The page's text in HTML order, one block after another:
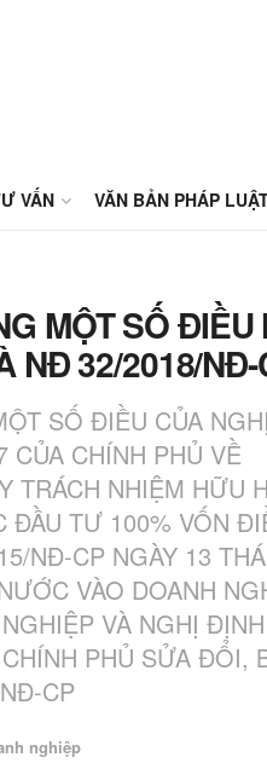
VẤN VĂN BẢN PHÁP
MỘT SỐ ĐIỀU
NĐ 32/2018/NĐ-
SỐ ĐIỀU CỦA
CHÍNH PHỦ VỀ
TRÁCH NHIỆM HỮU
ĐẦU TƯ 100% VỐN
NĐ-CP NGÀY 13
VÀO DOANH
VÀ NGHỊ
PHỦ SỬA ĐỔI,
CP
nghiệp